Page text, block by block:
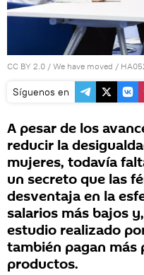
CC BY 2.0 / We have moved /
Síguenos en
A pesar de los
reducir la
mujeres, todavía
un secreto que las
desventaja en la
salarios más bajos
estudio realizado
también pagan más
productos.